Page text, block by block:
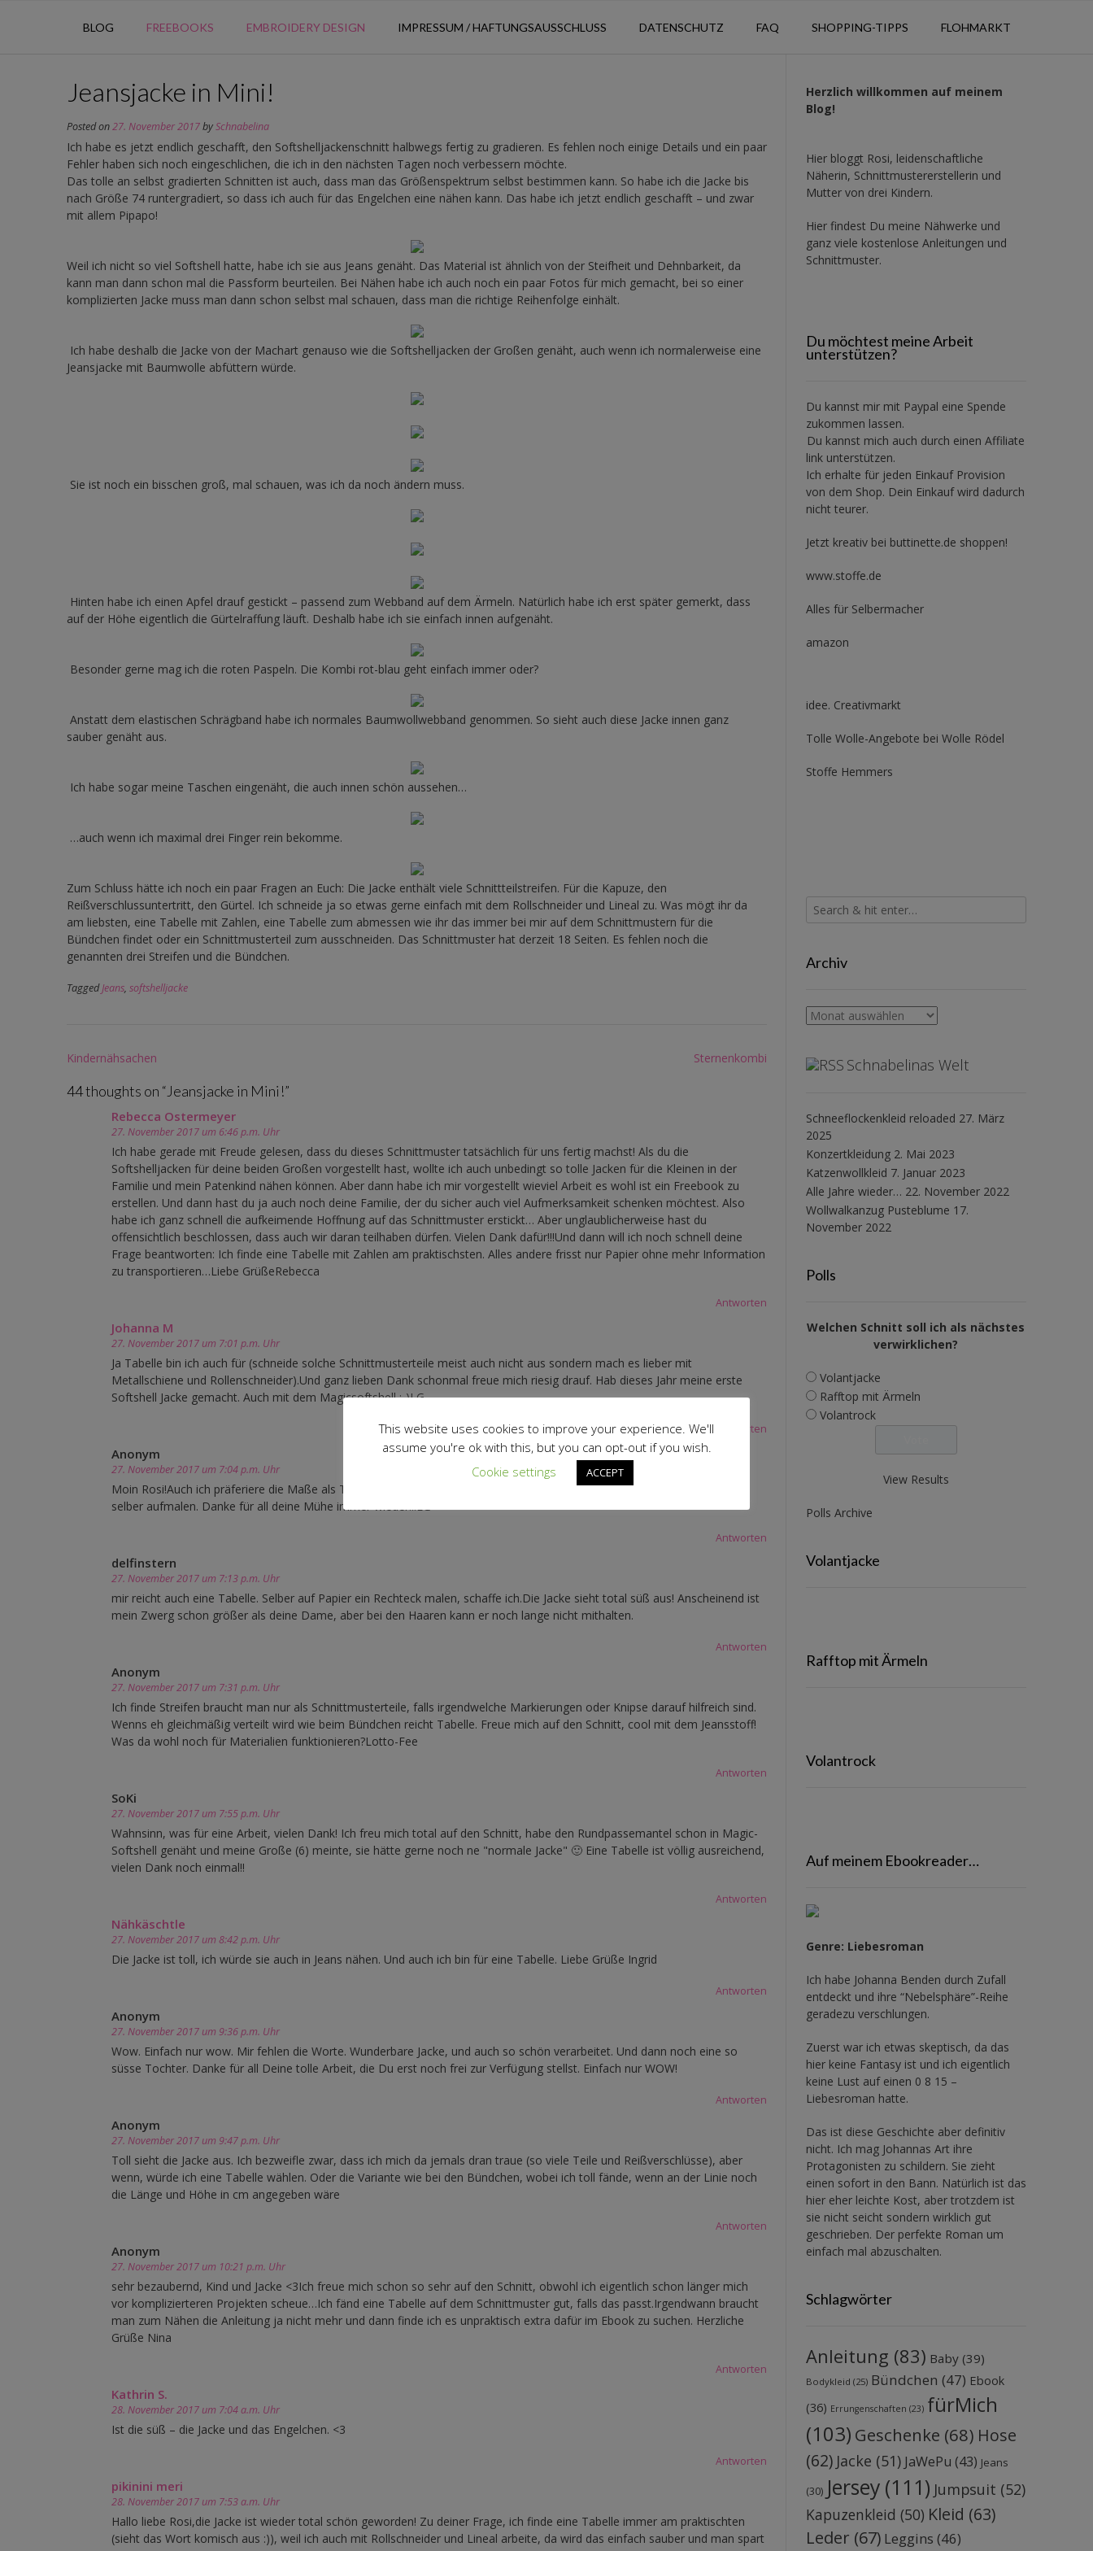
BLOG FREEBOOKS EMBROIDERY DESIGN IMPRESSUM / HAFTUNGSAUSSCHLUSS DATENSCHUTZ FAQ SHOPPING-TIPPS FLOHMARKT
Jeansjacke in Mini!
Posted on27. November 2017bySchnabelina
Ich habe es jetzt endlich geschafft, den Softshelljackenschnitt halbwegs fertig zu gradieren. Es fehlen noch einige Details und ein paar
Fehler haben sich noch eingeschlichen, die ich in den nächsten Tagen noch verbessern möchte.
Das tolle an selbst gradierten Schnitten ist auch, dass man das Größenspektrum selbst bestimmen kann. So habe ich die Jacke bis
nach Größe 74 runtergradiert, so dass ich auch für das Engelchen eine nähen kann. Das habe ich jetzt endlich geschafft – und zwar
mit allem Pipapo!
Weil ich nicht so viel Softshell hatte, habe ich sie aus Jeans genäht. Das Material ist ähnlich von der Steifheit und Dehnbarkeit, da
kann man dann schon mal die Passform beurteilen. Bei Nähen habe ich auch noch ein paar Fotos für mich gemacht, bei so einer
komplizierten Jacke muss man dann schon selbst mal schauen, dass man die richtige Reihenfolge einhält.
Ich habe deshalb die Jacke von der Machart genauso wie die Softshelljacken der Großen genäht, auch wenn ich normalerweise eine
Jeansjacke mit Baumwolle abfüttern würde.
Sie ist noch ein bisschen groß, mal schauen, was ich da noch ändern muss.
Hinten habe ich einen Apfel drauf gestickt – passend zum Webband auf dem Ärmeln. Natürlich habe ich erst später gemerkt, dass
auf der Höhe eigentlich die Gürtelraffung läuft. Deshalb habe ich sie einfach innen aufgenäht.
Besonder gerne mag ich die roten Paspeln. Die Kombi rot-blau geht einfach immer oder?
Anstatt dem elastischen Schrägband habe ich normales Baumwollwebband genommen. So sieht auch diese Jacke innen ganz
sauber genäht aus.
Ich habe sogar meine Taschen eingenäht, die auch innen schön aussehen…
…auch wenn ich maximal drei Finger rein bekomme.
Zum Schluss hätte ich noch ein paar Fragen an Euch: Die Jacke enthält viele Schnittteilstreifen. Für die Kapuze, den
Reißverschlussuntertritt, den Gürtel. Ich schneide ja so etwas gerne einfach mit dem Rollschneider und Lineal zu. Was mögt ihr da
am liebsten, eine Tabelle mit Zahlen, eine Tabelle zum abmessen wie ihr das immer bei mir auf dem Schnittmustern für die
Bündchen findet oder ein Schnittmusterteil zum ausschneiden. Das Schnittmuster hat derzeit 18 Seiten. Es fehlen noch die
genannten drei Streifen und die Bündchen.
TaggedJeans, softshelljacke
Post
Kindernähsachen Sternenkombi
44 thoughts on “ Jeansjacke in Mini!”
Rebecca Ostermeyer
27. November 2017 um 6:46 p.m. Uhr
Ich habe gerade mit Freude gelesen, dass du dieses Schnittmuster tatsächlich für uns fertig machst! Als du die
Softshelljacken für deine beiden Großen vorgestellt hast, wollte ich auch unbedingt so tolle Jacken für die Kleinen in der
Familie und mein Patenkind nähen können. Aber dann habe ich mir vorgestellt wieviel Arbeit es wohl ist ein Freebook zu
erstellen. Und dann hast du ja auch noch deine Familie, der du sicher auch viel Aufmerksamkeit schenken möchtest. Also
habe ich ganz schnell die aufkeimende Hoffnung auf das Schnittmuster erstickt… Aber unglaublicherweise hast du
offensichtlich beschlossen, dass auch wir daran teilhaben dürfen. Vielen Dank dafür!!!Und dann will ich noch schnell deine
Frage beantworten: Ich finde eine Tabelle mit Zahlen am praktischsten. Alles andere frisst nur Papier ohne mehr Information
zu transportieren…Liebe GrüßeRebecca
Antworten
Johanna M
27. November 2017 um 7:01 p.m. Uhr
Ja Tabelle bin ich auch für (schneide solche Schnittmusterteile meist auch nicht aus sondern mach es lieber mit
Metallschiene und Rollenschneider).Und ganz lieben Dank schonmal freue mich riesig drauf. Hab dieses Jahr meine erste
Softshell Jacke gemacht. Auch mit dem Magicsoftshell ;-)LG
Antworten
Anonym
27. November 2017 um 7:04 p.m. Uhr
Moin Rosi!Auch ich präferiere die Maße als Tabelle, das Schnittmuster dafür kann ich dann auf einem Reststück Papier
selber aufmalen. Danke für all deine Mühe immer wieder!!!LG
Antworten
delfinstern
27. November 2017 um 7:13 p.m. Uhr
mir reicht auch eine Tabelle. Selber auf Papier ein Rechteck malen, schaffe ich.Die Jacke sieht total süß aus! Anscheinend ist
mein Zwerg schon größer als deine Dame, aber bei den Haaren kann er noch lange nicht mithalten.
Antworten
Anonym
27. November 2017 um 7:31 p.m. Uhr
Ich finde Streifen braucht man nur als Schnittmusterteile, falls irgendwelche Markierungen oder Knipse darauf hilfreich sind.
Wenns eh gleichmäßig verteilt wird wie beim Bündchen reicht Tabelle. Freue mich auf den Schnitt, cool mit dem Jeansstoff!
Was da wohl noch für Materialien funktionieren?Lotto-Fee
Antworten
SoKi
27. November 2017 um 7:55 p.m. Uhr
Wahnsinn, was für eine Arbeit, vielen Dank! Ich freu mich total auf den Schnitt, habe den Rundpassemantel schon in Magic-
Softshell genäht und meine Große (6) meinte, sie hätte gerne noch ne "normale Jacke" 🙂 Eine Tabelle ist völlig ausreichend,
vielen Dank noch einmal!!
Antworten
Nähkäschtle
27. November 2017 um 8:42 p.m. Uhr
Die Jacke ist toll, ich würde sie auch in Jeans nähen. Und auch ich bin für eine Tabelle. Liebe Grüße Ingrid
Antworten
Anonym
27. November 2017 um 9:36 p.m. Uhr
Wow. Einfach nur wow. Mir fehlen die Worte. Wunderbare Jacke, und auch so schön verarbeitet. Und dann noch eine so
süsse Tochter. Danke für all Deine tolle Arbeit, die Du erst noch frei zur Verfügung stellst. Einfach nur WOW!
Antworten
Anonym
27. November 2017 um 9:47 p.m. Uhr
Toll sieht die Jacke aus. Ich bezweifle zwar, dass ich mich da jemals dran traue (so viele Teile und Reißverschlüsse), aber
wenn, würde ich eine Tabelle wählen. Oder die Variante wie bei den Bündchen, wobei ich toll fände, wenn an der Linie noch
die Länge und Höhe in cm angegeben wäre
Antworten
Anonym
27. November 2017 um 10:21 p.m. Uhr
sehr bezaubernd, Kind und Jacke <3Ich freue mich schon so sehr auf den Schnitt, obwohl ich eigentlich schon länger mich
vor komplizierteren Projekten scheue…Ich fänd eine Tabelle auf dem Schnittmuster gut, falls das passt.Irgendwann braucht
man zum Nähen die Anleitung ja nicht mehr und dann finde ich es unpraktisch extra dafür im Ebook zu suchen. Herzliche
Grüße Nina
Antworten
Kathrin S.
28. November 2017 um 7:04 a.m. Uhr
Ist die süß – die Jacke und das Engelchen. <3
Antworten
pikinini meri
28. November 2017 um 7:53 a.m. Uhr
Hallo liebe Rosi,die Jacke ist wieder total schön geworden! Zu deiner Frage, ich finde eine Tabelle immer am praktischten
(sieht das Wort komisch aus :)), weil ich auch mit Rollschneider und Lineal arbeite, da wird das einfach sauber und man spart
Herzlich willkommen auf meinem
Blog!
Hier bloggt Rosi, leidenschaftliche
Näherin, Schnittmustererstellerin und
Mutter von drei Kindern.
Hier findest Du meine Nähwerke und
ganz viele kostenlose Anleitungen und
Schnittmuster.
Du möchtest meine Arbeit
unterstützen?
Du kannst mir mit Paypal eine Spende
zukommen lassen.
Du kannst mich auch durch einen Affiliate
link unterstützen.
Ich erhalte für jeden Einkauf Provision
von dem Shop. Dein Einkauf wird dadurch
nicht teurer.
Jetzt kreativ bei buttinette.de shoppen!
www.stoffe.de
Alles für Selbermacher
amazon
idee. Creativmarkt
Tolle Wolle-Angebote bei Wolle Rödel
Stoffe Hemmers
Archiv
Archiv
Schnabelinas Welt
Schneeflockenkleid reloaded 27. März
2025
Konzertkleidung 2. Mai 2023
Katzenwollkleid 7. Januar 2023
Alle Jahre wieder… 22. November 2022
Wollwalkanzug Pusteblume 17.
November 2022
Polls
Welchen Schnitt soll ich als nächstes
verwirklichen?
Volantjacke
Rafftop mit Ärmeln
Volantrock
View Results
Polls Archive
Volantjacke
Rafftop mit Ärmeln
Volantrock
Auf meinem Ebookreader…
Genre: Liebesroman
Ich habe Johanna Benden durch Zufall
entdeckt und ihre “Nebelsphäre”-Reihe
geradezu verschlungen.
Zuerst war ich etwas skeptisch, da das
hier keine Fantasy ist und ich eigentlich
keine Lust auf einen 0 8 15 –
Liebesroman hatte.
Das ist diese Geschichte aber definitiv
nicht. Ich mag Johannas Art ihre
Protagonisten zu schildern. Sie zieht
einen sofort in den Bann. Natürlich ist das
hier eher leichte Kost, aber trotzdem ist
sie nicht seicht sondern wirklich gut
geschrieben. Der perfekte Roman um
einfach mal abzuschalten.
Schlagwörter
Anleitung (83) Baby(39)
Bodykleid (25) Bündchen (47) Ebook
(36) Errungenschaften (23) fürMich
(103) Geschenke (68) Hose
(62) Jacke (51) JaWePu (43) Jeans
(30) Jersey(111) Jumpsuit (52)
Kapuzenkleid (50) Kleid (63)
Leder (67) Leggins (46)
This website uses cookies to improve your experience. We'll
assume you're ok with this, but you can opt-out if you wish.
Cookie settings
ACCEPT